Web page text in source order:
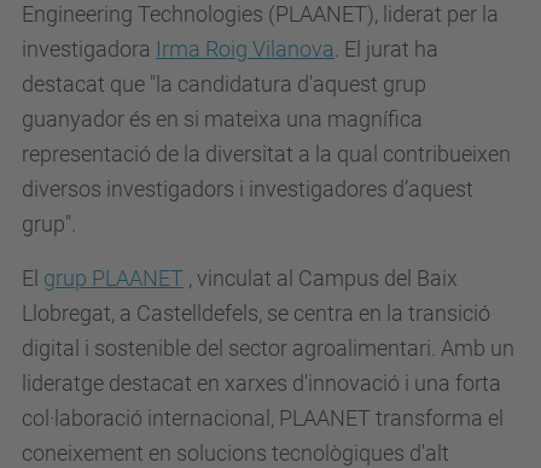
Engineering Technologies (PLAANET), liderat per la
investigadora Irma Roig Vilanova . El jurat ha
destacat que "la candidatura d'aquest grup
guanyador és en si mateixa una magnífica
representació de la diversitat a la qual contribueixen
diversos investigadors i investigadores d’aquest
grup".
El grup PLAANET , vinculat al Campus del Baix
Llobregat, a Castelldefels, se centra en la transició
digital i sostenible del sector agroalimentari. Amb un
lideratge destacat en xarxes d'innovació i una forta
col·laboració internacional, PLAANET transforma el
coneixement en solucions tecnològiques d'alt